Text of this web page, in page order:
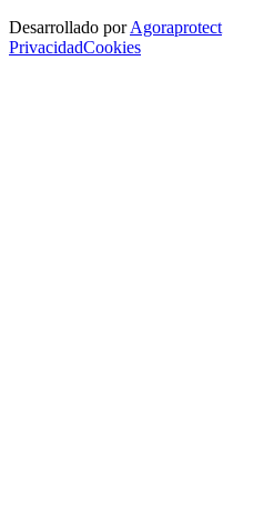
Desarrollado por Agoraprotect
PrivacidadCookies